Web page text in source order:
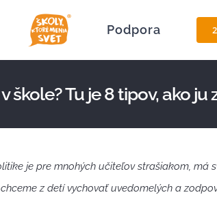
Podpora
škole? Tu je 8 tipov, ako
je pre mnohých učiteľov strašiakom, má
z detí vychovať uvedomelých a